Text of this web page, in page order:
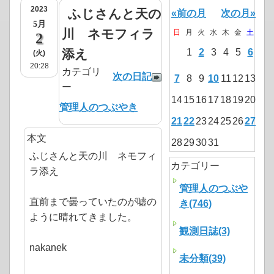
2023
5月
2
(火)
20:28
ふじさんと天の
川 ネモフィラ
添え
次の日記
カテゴリ
ー
管理人のつぶやき
本文
ふじさんと天の川 ネモフィ
ラ添え
直前まで曇っていたのが嘘の
ように晴れてきました。
nakanek
«前の月 次の月»
日 月 火 水 木 金 土
1 2 3 4 5 6
7 8 9 10 11 12 13
14151617 181920
21222324252627
28293031
カテゴリー
管理人のつぶや
き(746)
観測日誌(3)
未分類(39)